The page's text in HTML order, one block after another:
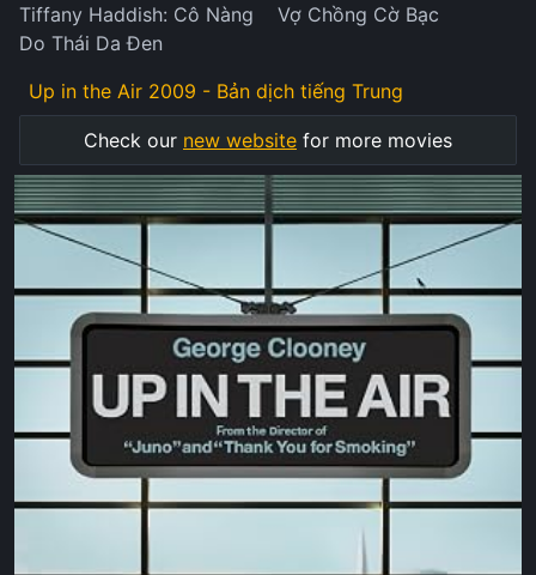
Tiffany Haddish: Cô Nàng
Do Thái Da Đen
Vợ Chồng Cờ Bạc
Up in the Air 2009 - Bản dịch tiếng Trung
Check our new website for more movies